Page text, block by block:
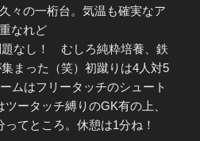
々の一桁台。気温も確実なア
なれど
題なし！ むしろ純粋培養、鉄
まった（笑）初蹴りは4人対5
ムはフリータッチのシュート
ータッチ縛りのGK有の上、
てところ。休憩は1分ね！